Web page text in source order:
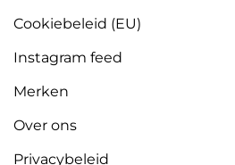
Cookiebeleid (EU)
Instagram feed
Merken
Over ons
Privacybeleid